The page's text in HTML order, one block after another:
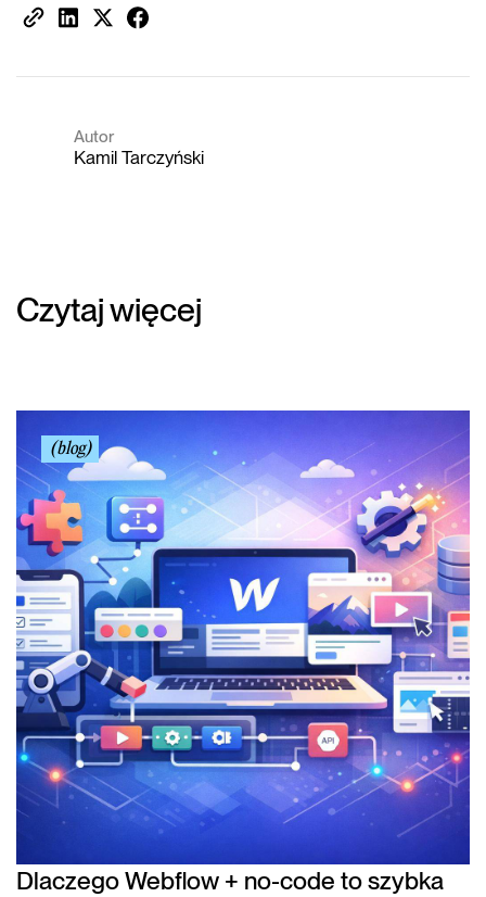
Autor
Kamil Tarczyński
Czytaj więcej
(blog)
Dlaczego Webflow + no-code to szybka